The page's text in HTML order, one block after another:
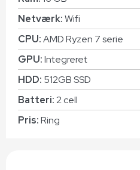
Netværk:Wifi
CPU:AMD Ryzen 7 serie
GPU:Integreret
HDD: 512GB SSD
Batteri:2 cell
Pris:Ring